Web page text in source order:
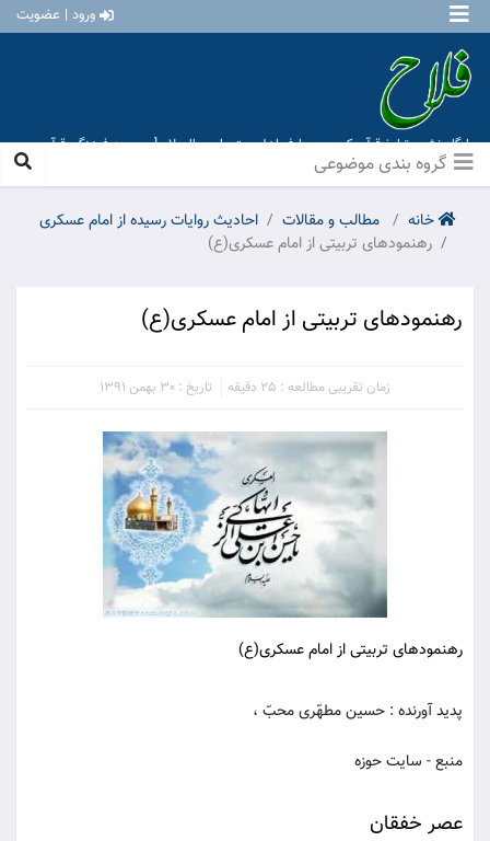
ورود | عضویت
پایگاه نشر و تبلیغ قرآن کریم و معارف اهل بیت علیهم السلام [ موسسه فرهنگی قرآن و
عترت منهاج عشق آباد ]
خانه مطالب و مقالات
احادیث روایات رسیده از امام عسکری
رهنمودهای تربیتی از امام عسکری(ع)
رهنمودهای تربیتی از امام عسکری(ع)
زمان تقریبی مطالعه : 25 دقیقه تاریخ : 30 بهمن 1391
رهنمودهای تربیتی از امام عسکری(ع)
پدید آورنده : حسین مطهّری محبّ ،
منبع - سایت حوزه
عصر خفقان